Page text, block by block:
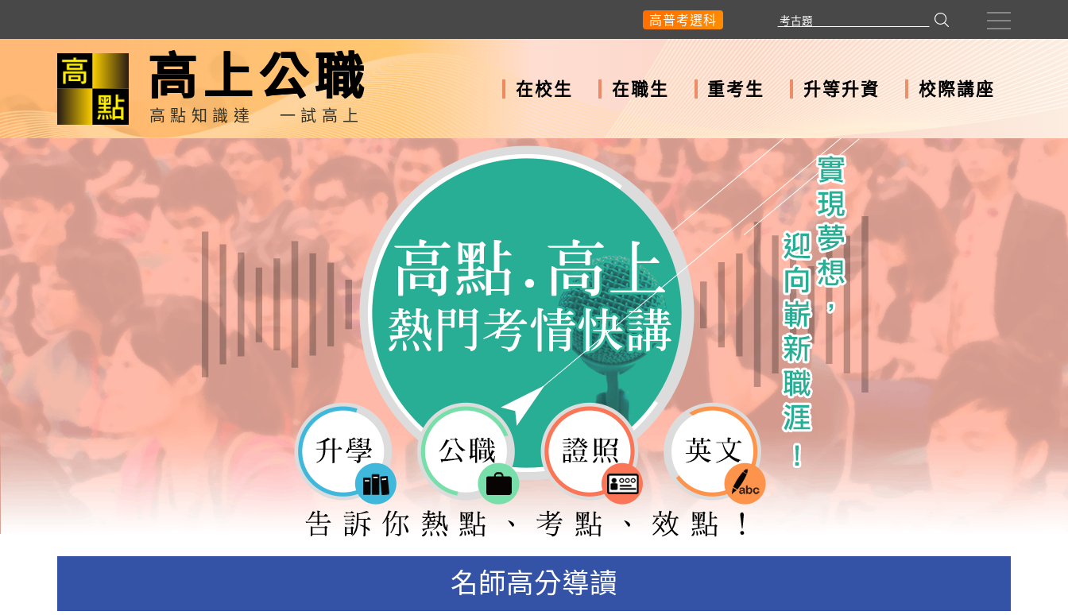
高普考選科
高上公職
高點知識達 一試高上
在校生 在職生 重考生 升等升資 校際講座
名師高分導讀